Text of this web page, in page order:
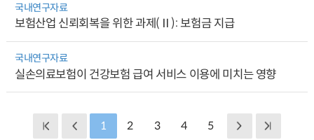
국내연구자료
보험산업 신뢰회복을 위한 과제(Ⅱ): 보험금 지급
국내연구자료
실손의료보험이 건강보험 급여 서비스 이용에 미치는 영향
1 2 3 4 5